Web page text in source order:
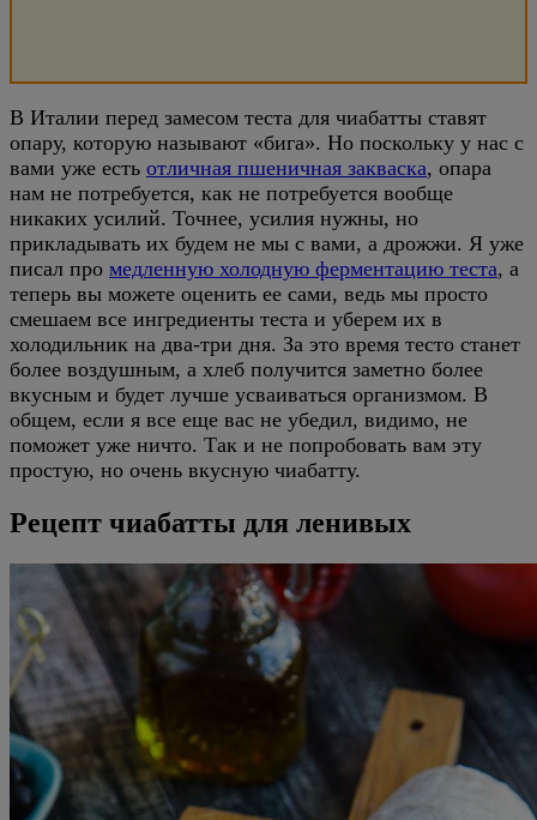
В Италии перед замесом теста для чиабатты ставят
опару, которую называют «бига». Но поскольку у нас с
вами уже есть отличная пшеничная закваска, опара
нам не потребуется, как не потребуется вообще
никаких усилий. Точнее, усилия нужны, но
прикладывать их будем не мы с вами, а дрожжи. Я уже
писал про медленную холодную ферментацию теста, а
теперь вы можете оценить ее сами, ведь мы просто
смешаем все ингредиенты теста и уберем их в
холодильник на два-три дня. За это время тесто станет
более воздушным, а хлеб получится заметно более
вкусным и будет лучше усваиваться организмом. В
общем, если я все еще вас не убедил, видимо, не
поможет уже ничто. Так и не попробовать вам эту
простую, но очень вкусную чиабатту.
Рецепт чиабатты для ленивых